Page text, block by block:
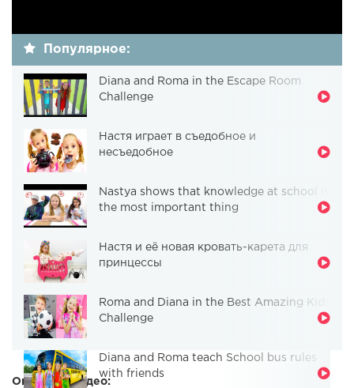
Популярное:
Diana and Roma in the Escape Room
Challenge
Настя играет в съедобное и
несъедобное
Nastya shows that knowledge at school is
the most important thing
Настя и её новая кровать-карета для
принцессы
Roma and Diana in the Best Amazing Kids
Challenge
Diana and Roma teach School bus rules
with friends
Описание видео: